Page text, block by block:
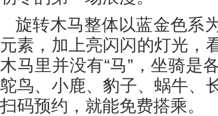
旋转木马整体以蓝金色系
元素，加上亮闪闪的灯光，
木马里并没有“马”，坐骑是
鸵鸟、小鹿、豹子、蜗牛
扫码预约，就能免费搭乘。